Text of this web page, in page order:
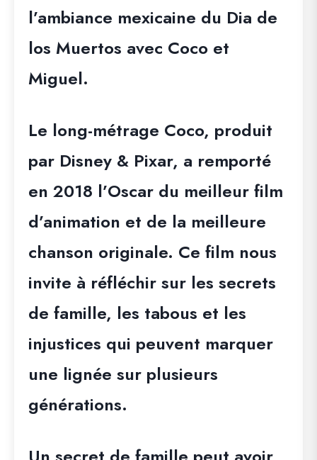
l’ambiance mexicaine du Dia de
los Muertos avec Coco et
Miguel.
Le long-métrage Coco, produit
par Disney & Pixar, a remporté
en 2018 l’Oscar du meilleur film
d’animation et de la meilleure
chanson originale. Ce film nous
invite à réfléchir sur les secrets
de famille, les tabous et les
injustices qui peuvent marquer
une lignée sur plusieurs
générations.